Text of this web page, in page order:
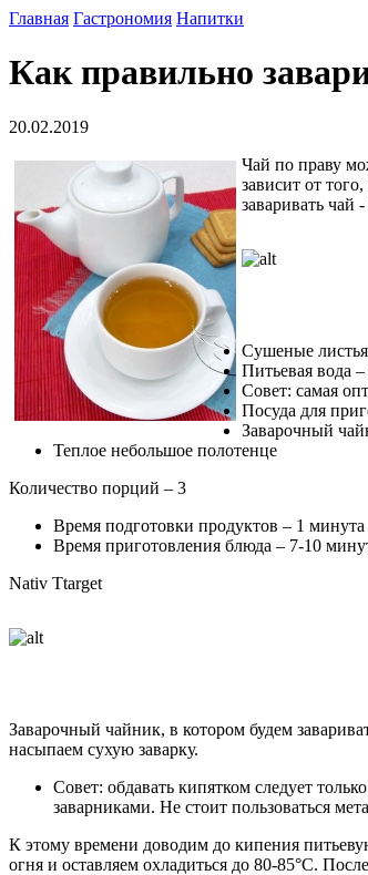
Главная Гастрономия Напитки
Как правильно
20.02.2019
Чай по праву
зависит от
заваривать чай
Сушеные
Питьевая вода
Совет: самая
Посуда для
Заварочный
Теплое небольшое полотенце
Количество порций – 3
Время подготовки продуктов – 1 минута
Время приготовления блюда – 7-10
Nativ Ttarget
Заварочный чайник, в котором будем
насыпаем сухую заварку.
Совет: обдавать кипятком следует
заварниками. Не стоит пользоваться
К этому времени доводим до кипения
огня и оставляем охладиться до 80-85°С.